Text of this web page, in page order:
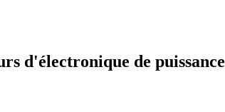
d'électronique de puissance